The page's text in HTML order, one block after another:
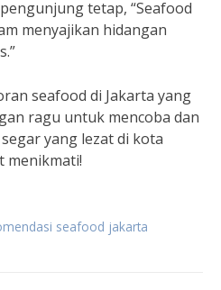
tetap, “Seafood
menyajikan hidangan
seafood di Jakarta yang
ragu untuk mencoba dan
yang lezat di kota
menikmati!
seafood jakarta